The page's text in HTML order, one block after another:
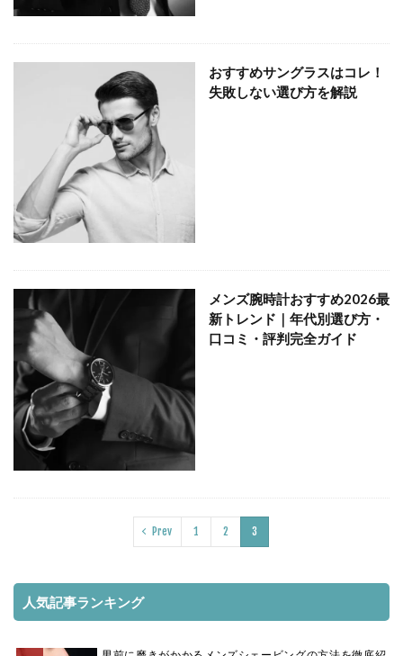
おすすめサングラスはコレ！
失敗しない選び方を解説
メンズ腕時計おすすめ2026最
新トレンド｜年代別選び方・
口コミ・評判完全ガイド
Prev 1 2 3
人気記事ランキング